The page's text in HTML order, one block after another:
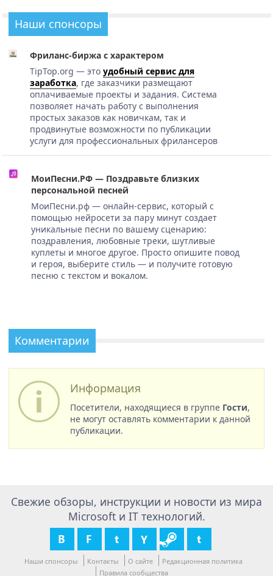
Наши спонсоры
Фриланс-биржа с характером
TipTop.org — это удобный сервис для
заработка, где заказчики размещают
оплачиваемые проекты и задания. Система
позволяет начать работу с выполнения
простых заказов как новичкам, так и
продвинутые возможности по публикации
услуги для профессиональных фрилансеров
МоиПесни.РФ — Поздравьте близких
персональной песней
МоиПесни.рф — онлайн-сервис, который с
помощью нейросети за пару минут создает
уникальные песни по вашему сценарию:
поздравления, любовные треки, шутливые
куплеты и многое другое. Просто опишите повод
и героя, выберите стиль — и получите готовую
песню с текстом и вокалом.
Комментарии
Информация
Посетители, находящиеся в группе Гости,
не могут оставлять комментарии к данной
публикации.
Свежие обзоры, инструкции и новости из мира
Microsoft и IT технологий.
Наши спонсоры Контакты О сайте
Редакционная политика
Правила сообщества